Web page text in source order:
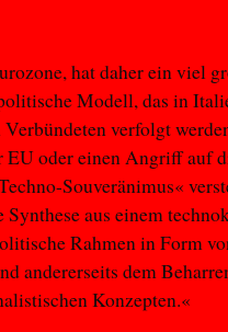
hat daher ein viel
Modell, das in
verfolgt
EU oder einen Angriff auf
Souveränimus«
Synthese aus einem
Rahmen in Form
andererseits dem
Konzepten.«